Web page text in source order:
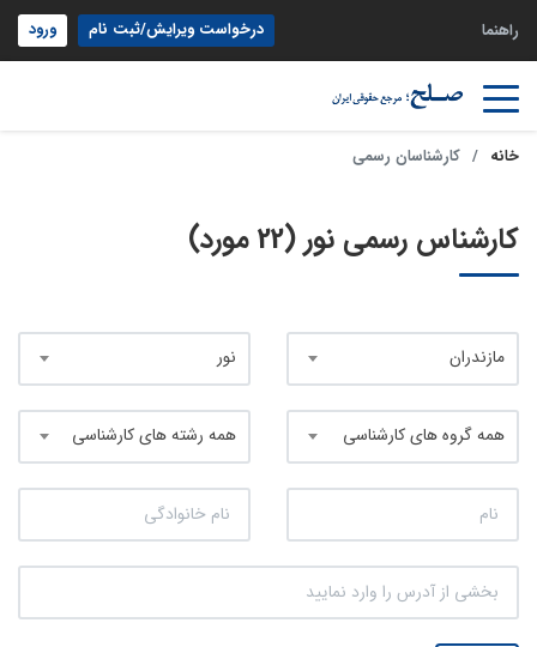
راهنما درخواست ویرایش/ثبت نام ورود
خانه کارشناسان رسمی
کارشناس رسمی نور (22 مورد)
مازندران نور
همه گروه های کارشناسی همه رشته های کارشناسی